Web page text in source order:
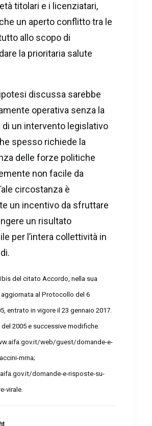
titolari e i licenziatari,
un aperto conflitto tra le
allo scopo di
la prioritaria salute
discussa sarebbe
operativa senza la
un intervento legislativo
spesso richiede la
delle forze politiche
non facile da
circostanza è
un incentivo da sfruttare
un risultato
per l’intera collettività in
del citato Accordo, nella sua
al Protocollo del 6
entrato in vigore il 23 gennaio 2017.
del 2005 e successive modifiche.
web/guest/domande-e-
mrna;
domande-e-risposte-su-
virale.